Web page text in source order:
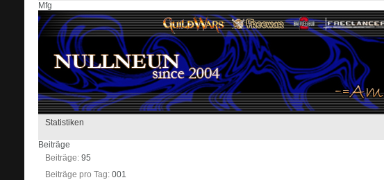
Mfg
Statistiken
Beiträge
Beiträge 95
Beiträge pro Tag 001